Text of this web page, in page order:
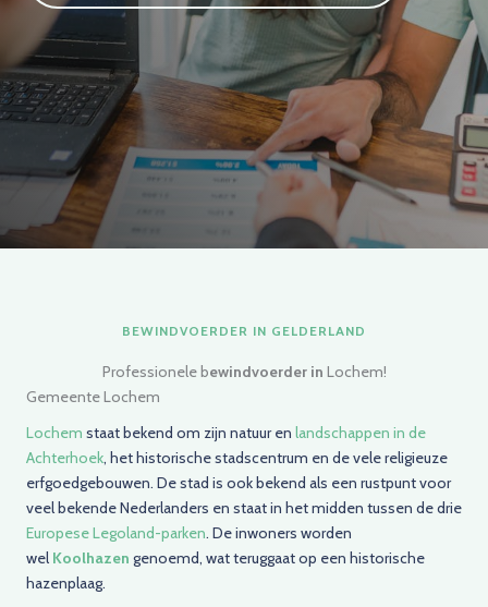
BEWINDVOERDER IN GELDERLAND
Professionele bewindvoerder in Lochem!
Gemeente Lochem
Lochem staat bekend om zijn natuur en landschappen in de
Achterhoek, het historische stadscentrum en de vele religieuze
erfgoedgebouwen. De stad is ook bekend als een rustpunt voor
veel bekende Nederlanders en staat in het midden tussen de drie
Europese Legoland-parken. De inwoners worden
wel Koolhazen genoemd, wat teruggaat op een historische
hazenplaag.